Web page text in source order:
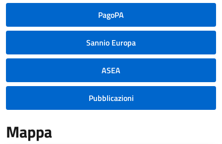
PagoPA
Sannio Europa
ASEA
Pubblicazioni
Mappa